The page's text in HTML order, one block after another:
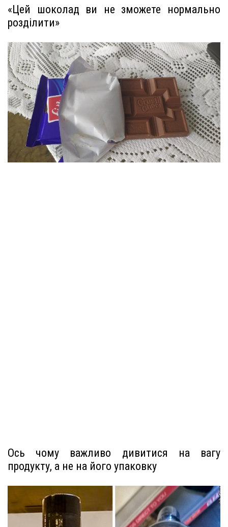
«Цей шоколад ви не зможете нормально
розділити»
Ось чому важливо дивитися на вагу
продукту, а не на його упаковку